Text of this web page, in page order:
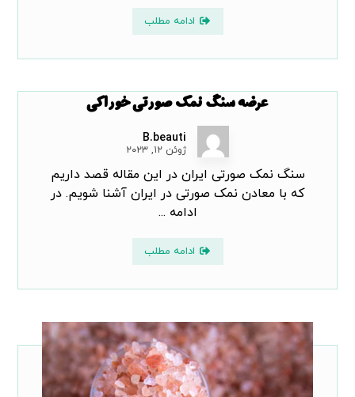
ادامه مطلب
عرضه سنگ نمک صورتی خوراکی
B.beauti
ژوئن ۱۲, ۲۰۲۳
سنگ نمک صورتی ایران در این مقاله قصد داریم
که با معادن نمک صورتی در ایران آشنا شویم. در
ادامه ...
ادامه مطلب